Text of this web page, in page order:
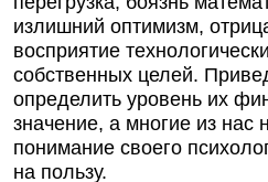
излишний оптимизм,
восприятие
собственных целей.
определить уровень их
значение, а многие из
понимание своего
на пользу.